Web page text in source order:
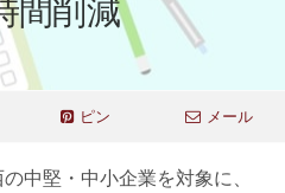
ピン メール
中堅・中小企業を対象に、